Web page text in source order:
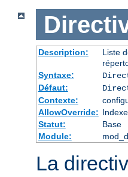
Description:
Liste
Syntaxe:
Défaut:
Contexte:
AllowOverride:
Statut:
Base
Module:
La